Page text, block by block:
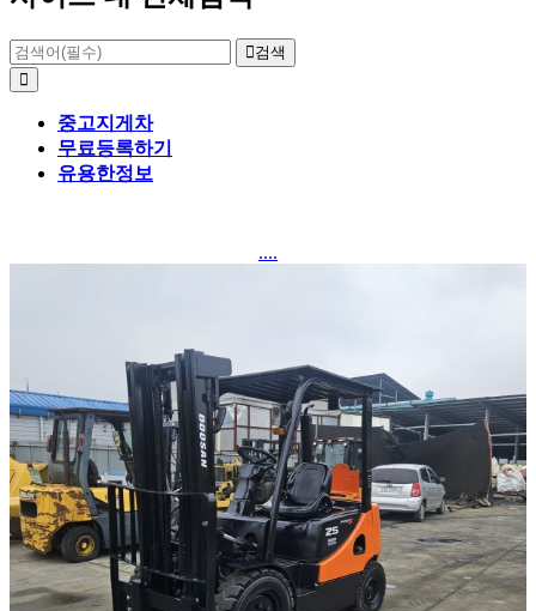
검색
중고지게차
무료등록하기
유용한정보
....